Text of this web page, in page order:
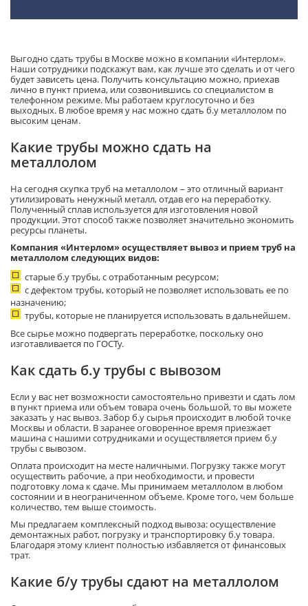
Выгодно сдать трубы в Москве можно в компании «Интерлом».
Наши сотрудники подскажут вам, как лучше это сделать и от чего
будет зависеть цена. Получить консультацию можно, приехав
лично в пункт приема, или созвонившись со специалистом в
телефонном режиме. Мы работаем круглосуточно и без
выходных. В любое время у нас можно сдать б.у металлолом по
высоким ценам.
Какие трубы можно сдать на
металлолом
На сегодня скупка труб на металлолом – это отличный вариант
утилизировать ненужный металл, отдав его на переработку.
Полученный сплав используется для изготовления новой
продукции. Этот способ также позволяет значительно экономить
ресурсы планеты.
Компания «Интерлом» осуществляет вывоз и прием труб на
металлолом следующих видов:
старые б.у трубы, с отработанным ресурсом;
с дефектом трубы, который не позволяет использовать ее по
назначению;
трубы, которые не планируется использовать в дальнейшем.
Все сырье можно подвергать переработке, поскольку оно
изготавливается по ГОСТу.
Как сдать б.у трубы с вывозом
Если у вас нет возможности самостоятельно привезти и сдать лом
в пункт приема или объем товара очень большой, то вы можете
заказать у нас вывоз. Забор б.у сырья происходит в любой точке
Москвы и области. В заранее оговоренное время приезжает
машина с нашими сотрудниками и осуществляется прием б.у
трубы с вывозом.
Оплата происходит на месте наличными. Погрузку также могут
осуществить рабочие, а при необходимости, и провести
подготовку лома к сдаче. Мы принимаем металлолом в любом
состоянии и в неограниченном объеме. Кроме того, чем больше
количество, тем выше стоимость.
Мы предлагаем комплексный подход вывоза: осуществление
демонтажных работ, погрузку и транспортировку б.у товара.
Благодаря этому клиент полностью избавляется от финансовых
трат.
Какие б/у трубы сдают на металлолом